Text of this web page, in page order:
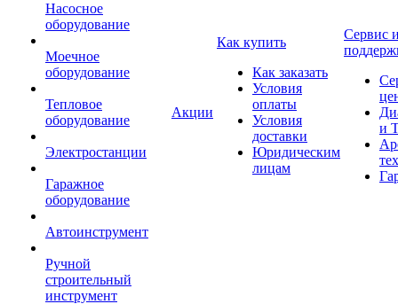
Насосное
оборудование
Моечное
оборудование
Тепловое
оборудование
Электростанции
Гаражное
оборудование
Автоинструмент
Ручной
строительный
инструмент
Акции
Как купить
Как заказать
Условия
оплаты
Условия
доставки
Юридическим
лицам
Сервис
и